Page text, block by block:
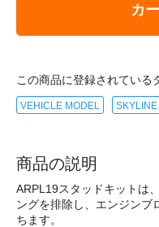
カ
この商品に登録されている
VEHICLE MODEL SKYLINE
商品の説明
ARPL19スタッドキットは
ングを排除し、エンジンブ
ちます。